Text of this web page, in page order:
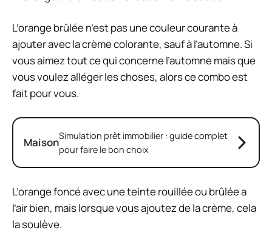
L’orange brûlée n’est pas une couleur courante à
ajouter avec la crème colorante, sauf à l’automne. Si
vous aimez tout ce qui concerne l’automne mais que
vous voulez alléger les choses, alors ce combo est
fait pour vous.
MaisonSimulation prêt immobilier : guide complet
pour faire le bon choix
L’orange foncé avec une teinte rouillée ou brûlée a
l’air bien, mais lorsque vous ajoutez de la crème, cela
la soulève.